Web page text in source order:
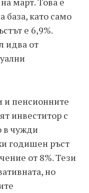
база, като само
е 6,9%.
идва от
и пенсионните
инвеститор с
в чужди
годишен ръст
от 8%. Тези
но